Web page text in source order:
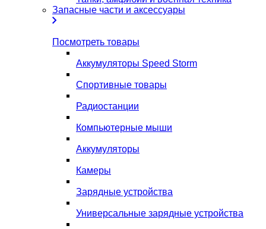
Запасные части и аксессуары
Посмотреть товары
Аккумуляторы Speed Storm
Спортивные товары
Радиостанции
Компьютерные мыши
Аккумуляторы
Камеры
Зарядные устройства
Универсальные зарядные устройства